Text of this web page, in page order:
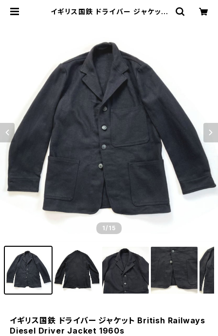
イギリス国鉄 ドライバー ジャケット
1/15
イギリス国鉄 ドライバー ジャケット British Railways
Diesel Driver Jacket 1960s